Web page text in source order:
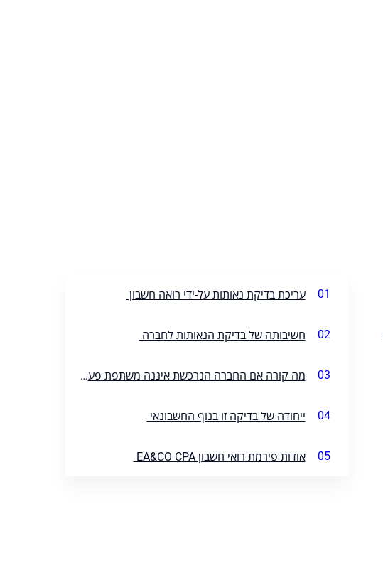
01 עריכת בדיקת נאותות על-ידי רואה חשבון
02 חשיבותה של בדיקת הנאותות לחברה
03 מה קורה אם החברה הנרכשת איננה משתפת פעולה עם משרד רואי החשבון?
04 ייחודה של בדיקה זו בנוף החשבונאי
05 אודות פירמת רואי חשבון EA&CO CPA